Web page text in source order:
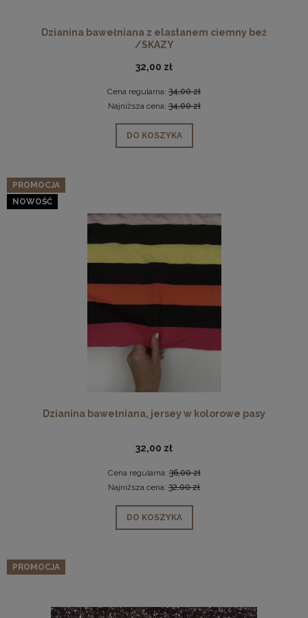
Dzianina bawełniana z elastanem ciemny beż
/SKAZY
32,00 zł
Cena regularna: 34,00 zł
Najniższa cena:34,00 zł
DO KOSZYKA
Dzianina bawełniana, jersey w kolorowe pasy
32,00 zł
Cena regularna:36,00 zł
Najniższa cena: 32,00 zł
DO KOSZYKA
PROMOCJA
NOWOŚĆ
PROMOCJA